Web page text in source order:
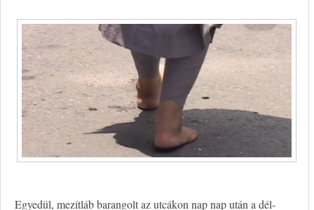
Egyedül, mezítláb barangolt az utcákon nap nap után a dél-